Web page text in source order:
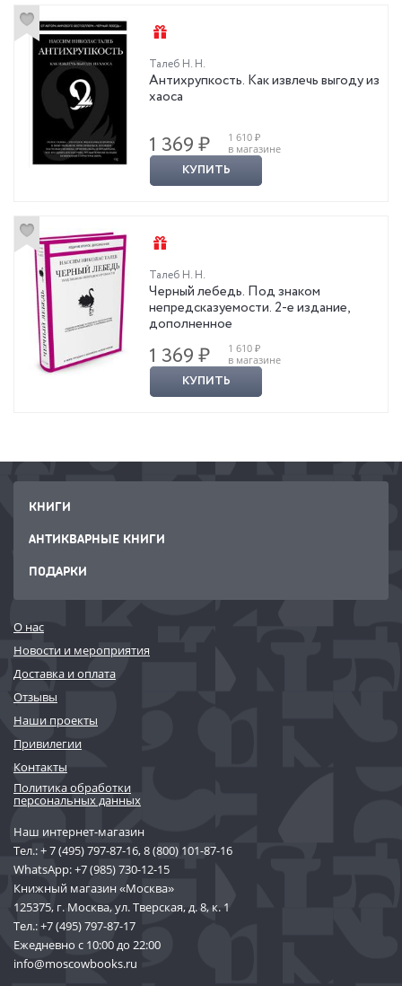
Талеб Н. Н.
Антихрупкость. Как извлечь выгоду из
хаоса
1 369 ₽
1 610 ₽
в магазине
КУПИТЬ
Талеб Н. Н.
Черный лебедь. Под знаком
непредсказуемости. 2-е издание,
дополненное
1 369 ₽
1 610 ₽
в магазине
КУПИТЬ
КНИГИ
АНТИКВАРНЫЕ КНИГИ
ПОДАРКИ
О нас
Новости и мероприятия
Доставка и оплата
Отзывы
Наши проекты
Привилегии
Контакты
Политика обработки
персональных данных
Наш интернет-магазин
Тел.:+ 7 (495) 797-87-16,8 (800) 101-87-16
WhatsApp:+7 (985) 730-12-15
Книжный магазин «Москва»
125375, г. Москва, ул. Тверская, д. 8, к. 1
Тел.:+7 (495) 797-87-17
Ежедневно с 10:00 до 22:00
info@moscowbooks.ru